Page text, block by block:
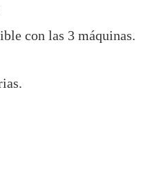
con las 3 máquinas.